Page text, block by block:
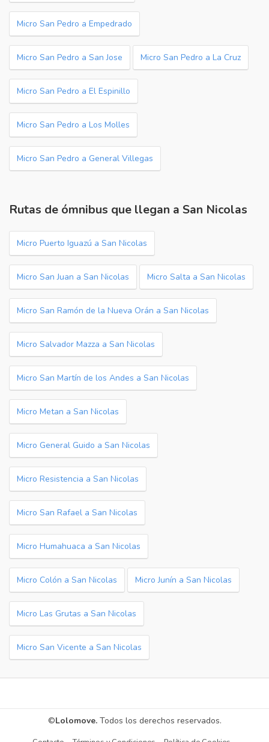
Micro San Pedro a Empedrado
Micro San Pedro a San Jose Micro San Pedro a La Cruz
Micro San Pedro a El Espinillo
Micro San Pedro a Los Molles
Micro San Pedro a General Villegas
Rutas de ómnibus que llegan a San Nicolas
Micro Puerto Iguazú a San Nicolas
Micro San Juan a San Nicolas Micro Salta a San Nicolas
Micro San Ramón de la Nueva Orán a San Nicolas
Micro Salvador Mazza a San Nicolas
Micro San Martín de los Andes a San Nicolas
Micro Metan a San Nicolas
Micro General Guido a San Nicolas
Micro Resistencia a San Nicolas
Micro San Rafael a San Nicolas
Micro Humahuaca a San Nicolas
Micro Colón a San Nicolas Micro Junín a San Nicolas
Micro Las Grutas a San Nicolas
Micro San Vicente a San Nicolas
©Lolomove. Todos los derechos reservados.